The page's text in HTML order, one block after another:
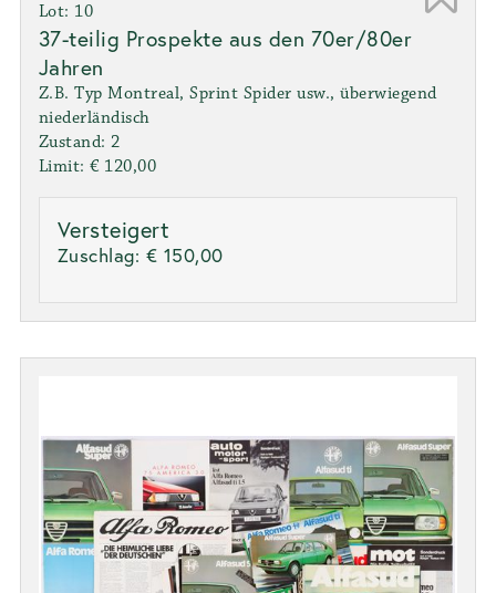
Lot: 10
37-teilig Prospekte aus den 70er/80er
Jahren
Z.B. Typ Montreal, Sprint Spider usw., überwiegend
niederländisch
Zustand: 2
Limit: € 120,00
Versteigert
Zuschlag: € 150,00